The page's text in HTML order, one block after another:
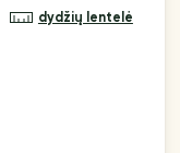
dydžių lentelė